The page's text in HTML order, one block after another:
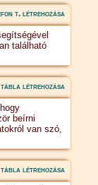
t. létrehozása
található
létrehozása
beírni
van szó,
létrehozása